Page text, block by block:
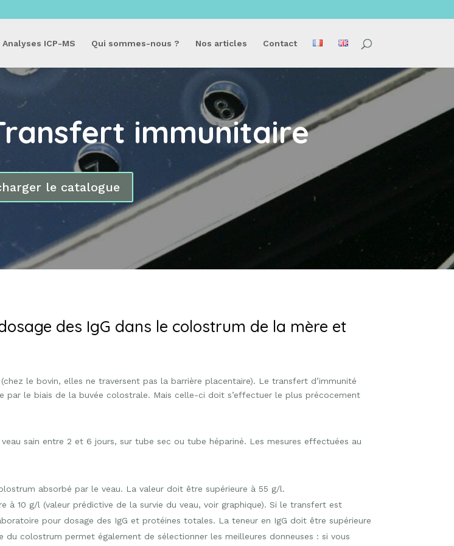
Analyses ICP-MS Qui sommes-nous ? Nos articles Contact
immunitaire
le catalogue
des IgG dans le colostrum de la mère et
le bovin, elles ne traversent pas la barrière placentaire). Le transfert d’immunité
par le biais de la buvée colostrale. Mais celle-ci doit s’effectuer le plus précocement
sain entre 2 et 6 jours, sur tube sec ou tube hépariné. Les mesures effectuées au
absorbé par le veau. La valeur doit être supérieure à 55 g/l.
à 10 g/l (valeur prédictive de la survie du veau, voir graphique). Si le transfert est
pour dosage des IgG et protéines totales. La teneur en IgG doit être supérieure
colostrum permet également de sélectionner les meilleures donneuses : si vous